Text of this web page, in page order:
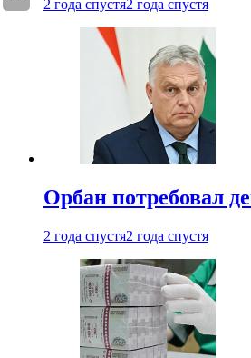
2 года спустя2 года спустя
Орбан потребовал
2 года спустя2 года спустя